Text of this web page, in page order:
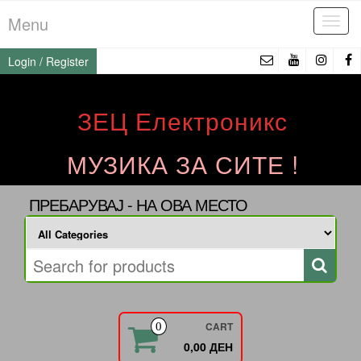
to
the
content
Menu
Login / Register
ЗЕЦ Електроникс
МУЗИКА ЗА СИТЕ !
ПРЕБАРУВАЈ - НА ОВА МЕСТО
0 CART
0,00 ДЕН